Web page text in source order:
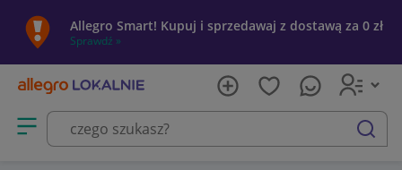
Allegro Smart! Kupuj i sprzedawaj z dostawą za 0 zł
Sprawdź »
Otwórz menu z kategoriami
szukaj